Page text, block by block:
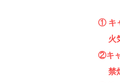
① キ
火
②キ
禁